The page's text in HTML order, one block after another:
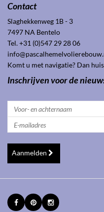
Contact
Slaghekkenweg 1B - 3
7497 NA Bentelo
Tel. +31 (0)547 29 28 06
Komt u met navigatie? Dan
Inschrijven voor de
Aanmelden